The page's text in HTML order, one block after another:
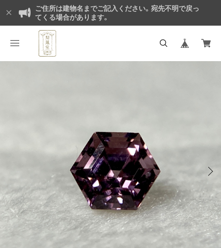
ご住所は建物名までご記入ください。宛先不明で戻っ
てくる場合があります。